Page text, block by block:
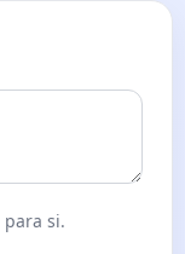
si.